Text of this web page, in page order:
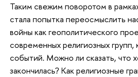
Таким свежим поворотом в
стала попытка переосмыслить
войны как геополитического
современных религиозных групп,
событий. Можно ли сказать, что
закончилась? Как религиозные